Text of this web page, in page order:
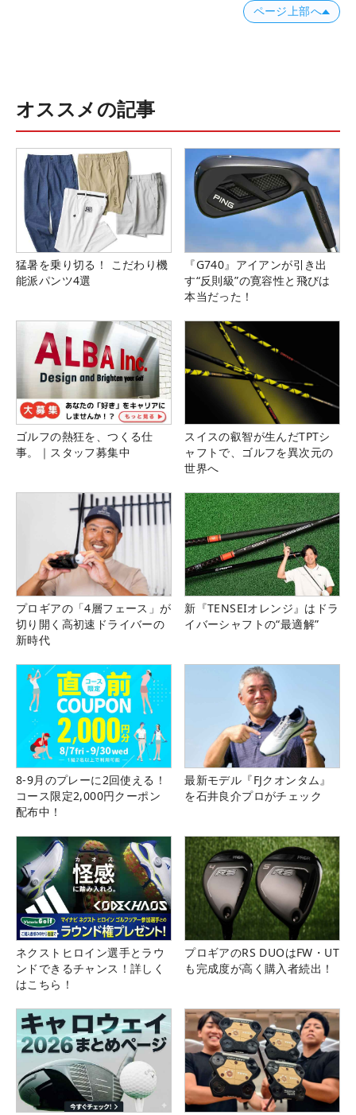
ページ上部へ
オススメの記事
猛暑を乗り切る！ こだわり機
能派パンツ4選
『G740』アイアンが引き出
す“反則級”の寛容性と飛びは
本当だった！
ゴルフの熱狂を、つくる仕
事。｜スタッフ募集中
スイスの叡智が生んだTPTシ
ャフトで、ゴルフを異次元の
世界へ
プロギアの「4層フェース」が
切り開く高初速ドライバーの
新時代
新『TENSEIオレンジ』はドラ
イバーシャフトの“最適解”
8-9月のプレーに2回使える！
コース限定2,000円クーポン
配布中！
最新モデル『FJクオンタム』
を石井良介プロがチェック
ネクストヒロイン選手とラウ
ンドできるチャンス！詳しく
はこちら！
プロギアのRS DUOはFW・UT
も完成度が高く購入者続出！